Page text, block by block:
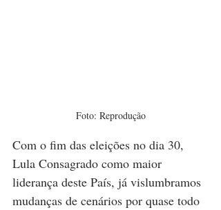
Foto: Reprodução
Com o fim das eleições no dia 30,
Lula Consagrado como maior
liderança deste País, já vislumbramos
mudanças de cenários por quase todo